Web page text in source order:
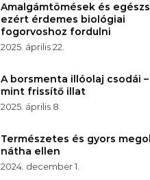
Amalgámtömések és
ezért érdemes biológiai
fogorvoshoz fordulni
2025. április 22.
A borsmenta illóolaj csodái
mint frissítő illat
2025. április 8.
Természetes és gyors
nátha ellen
2024. december 1.